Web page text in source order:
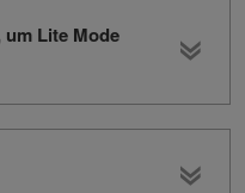
Lite Mode